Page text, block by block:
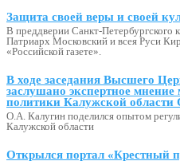
Защита своей веры и своей
В преддверии Санкт-Петербургского
Патриарх Московский и всея Руси
«Российской газете».
В ходе заседания Высшего
заслушано экспертное
политики Калужской
О.А. Калугин поделился опытом
Калужской области
Открылся портал «Крестный